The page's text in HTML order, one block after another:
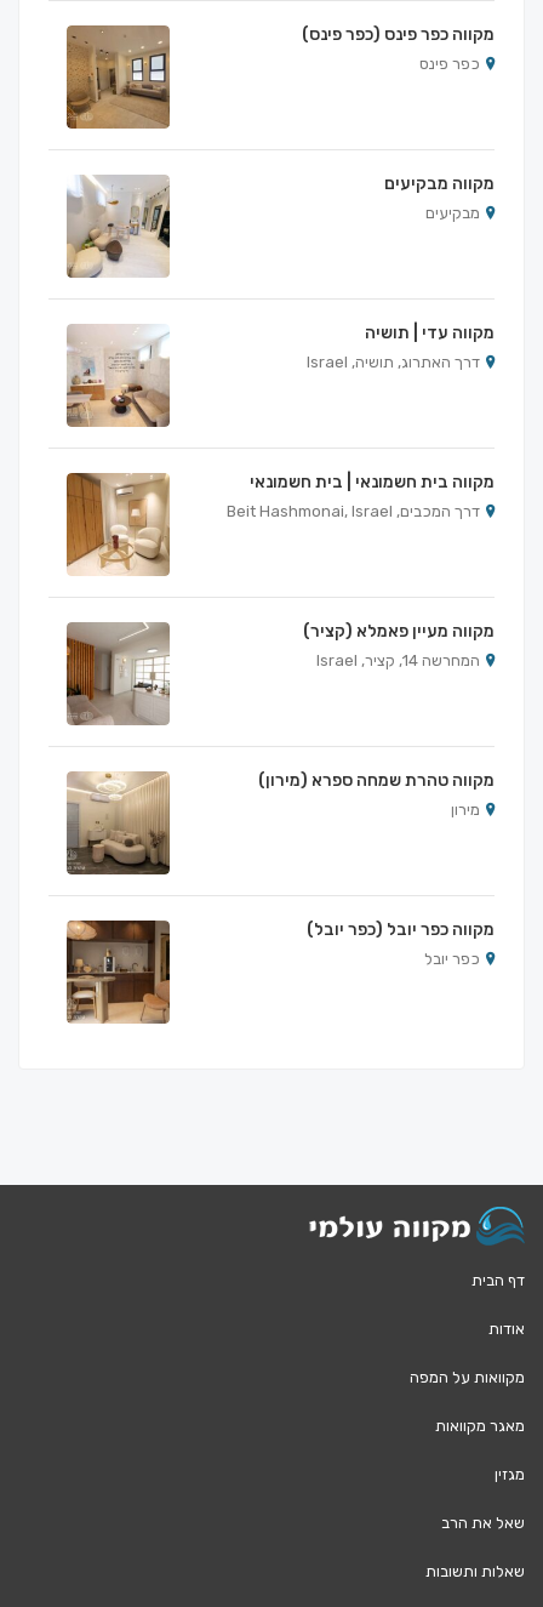
מקווה כפר פינס (כפר פינס)
כפר פינס
מקווה מבקיעים
מבקיעים
מקווה עדי | תושיה
דרך האתרוג, תושיה, Israel
מקווה בית חשמונאי | בית חשמונאי
דרך המכבים, Beit Hashmonai, Israel
מקווה מעיין פאמלא (קציר)
המחרשה 14, קציר, Israel
מקווה טהרת שמחה ספרא (מירון)
מירון
מקווה כפר יובל (כפר יובל)
כפר יובל
דף הבית
אודות
מקוואות על המפה
מאגר מקוואות
מגזין
שאל את הרב
שאלות ותשובות